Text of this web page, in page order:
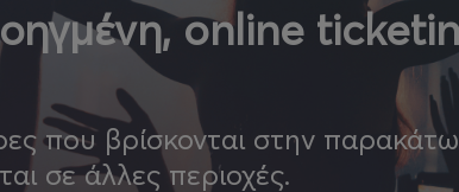
online
που βρίσκονται στην παρακάτω
σε άλλες περιοχές.